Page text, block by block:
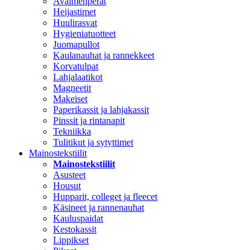
Heijastimet
Huulirasvat
Hygieniatuotteet
Juomapullot
Kaulanauhat ja rannekkeet
Korvatulpat
Lahjalaatikot
Magneetit
Makeiset
Paperikassit ja lahjakassit
Pinssit ja rintanapit
Tekniikka
Tulitikut ja sytyttimet
Mainostekstiilit
Mainostekstiilit
Asusteet
Housut
Hupparit, colleget ja fleecet
Käsineet ja rannenauhat
Kauluspaidat
Kestokassit
Lippikset